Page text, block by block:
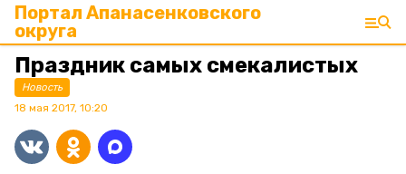
Портал Апанасенковского
округа
Праздник самых смекалистых
Новость
18 мая 2017, 10:20